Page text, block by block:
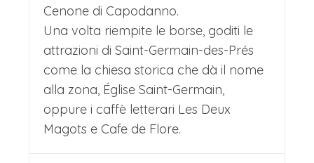
Cenone di Capodanno.
Una volta riempite le borse, goditi le
attrazioni di Saint-Germain-des-Prés
come la chiesa storica che dà il nome
alla zona, Église Saint-Germain,
oppure i caffè letterari Les Deux
Magots e Cafe de Flore.